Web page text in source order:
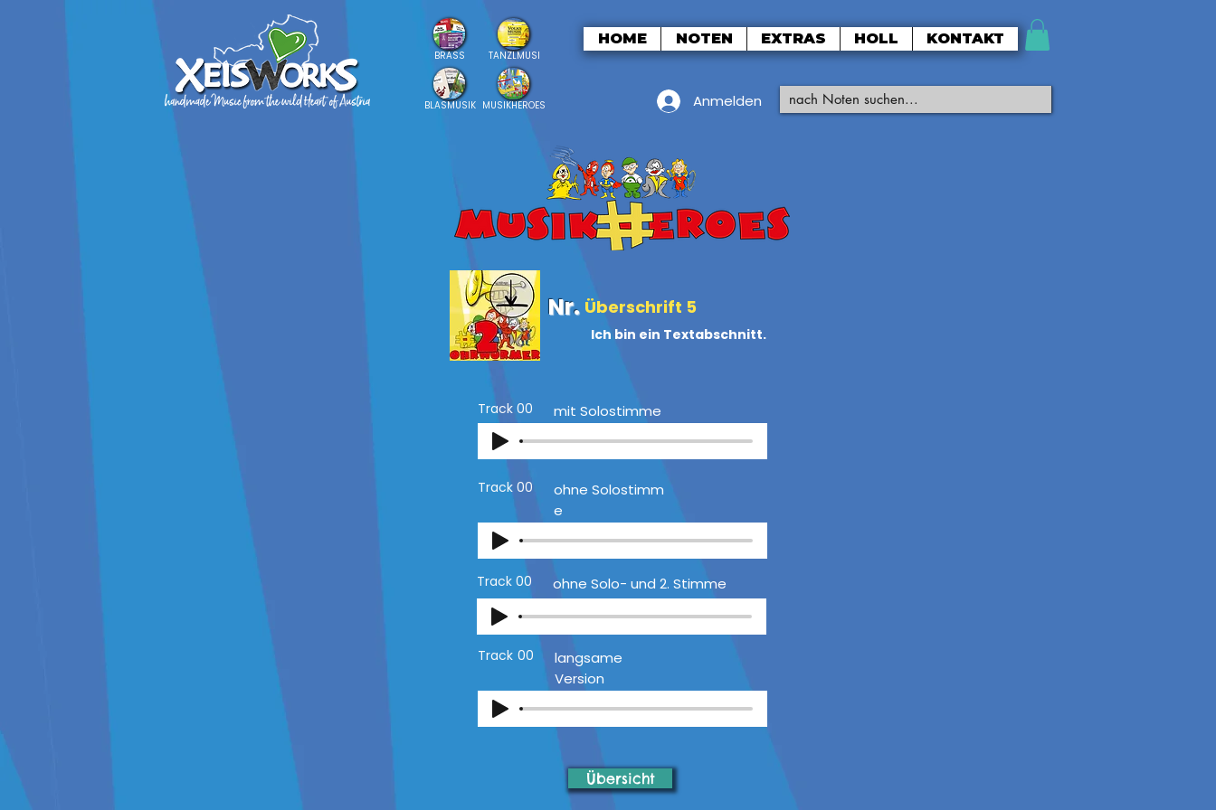
BRASS
BLASMUSIK
TANZLMUSI
MUSIKHEROES
HOME NOTEN EXTRAS HOLL KONTAKT
Anmelden
Nr. Überschrift 5
Ich bin ein Textabschnitt.
Track 00 mit Solostimme
Track 00
ohne Solostimm
e
Track 00 ohne Solo- und 2. Stimme
Track 00
langsame
Version
Übersicht